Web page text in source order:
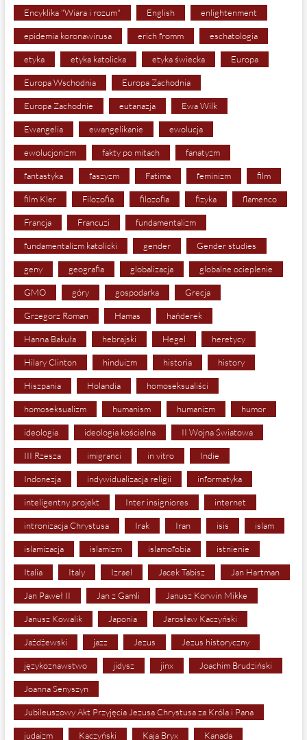
Encyklika "Wiara i rozum" English enlightenment
epidemia koronawirusa erich fromm eschatologia
etyka etyka katolicka etyka świecka Europa
Europa Wschodnia Europa Zachodnia
Europa Zachodnie eutanazja Ewa Wilk
Ewangelia ewangelikanie ewolucja
ewolucjonizm fakty po mitach fanatyzm
fantastyka faszyzm Fatima feminizm film
film Kler Filozofia filozofia fizyka flamenco
Francja Francuzi fundamentalizm
fundamentalizm katolicki gender Gender studies
geny geografia globalizacja globalne ocieplenie
GMO góry gospodarka Grecja
Grzegorz Roman Hamas hańderek
Hanna Bakuła hebrajski Hegel heretycy
Hilary Clinton hinduizm historia history
Hiszpania Holandia homoseksualiści
homoseksualizm humanism humanizm humor
ideologia ideologia kościelna II Wojna Światowa
III Rzesza imigranci in vitro Indie
Indonezja indywidualizacja religii informatyka
inteligentny projekt Inter insigniores internet
intronizacja Chrystusa Irak Iran isis islam
islamizacja islamizm islamofobia istnienie
Italia Italy Izrael Jacek Tabisz Jan Hartman
Jan Paweł II Jan z Gamli Janusz Korwin Mikke
Janusz Kowalik Japonia Jarosław Kaczyński
Jażdżewski jazz Jezus Jezus historyczny
językoznawstwo jidysz jinx Joachim Brudziński
Joanna Senyszyn
Jubileuszowy Akt Przyjęcia Jezusa Chrystusa za Króla i Pana
judaizm Kaczyński Kaja Bryx Kanada